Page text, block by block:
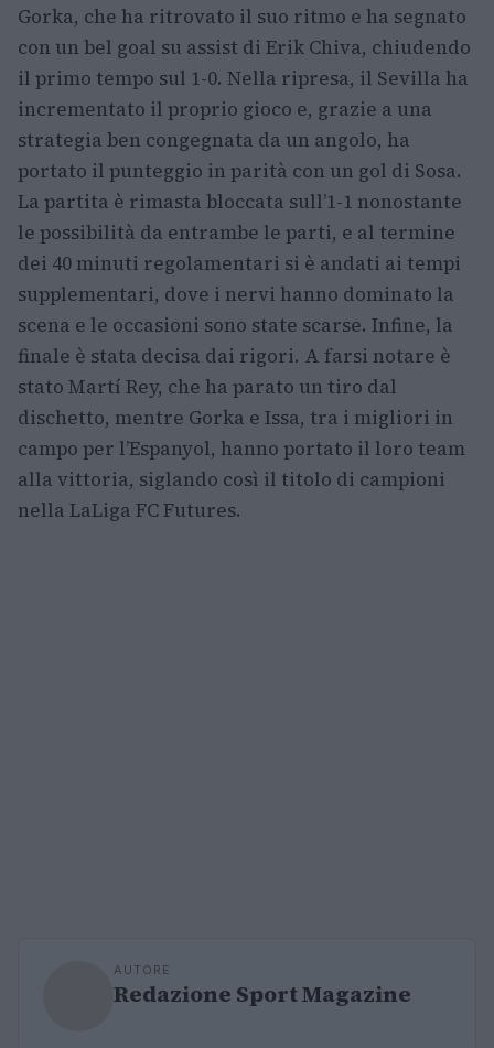
Gorka, che ha ritrovato il suo ritmo e ha segnato
con un bel goal su assist di Erik Chiva, chiudendo
il primo tempo sul 1-0. Nella ripresa, il Sevilla ha
incrementato il proprio gioco e, grazie a una
strategia ben congegnata da un angolo, ha
portato il punteggio in parità con un gol di Sosa.
La partita è rimasta bloccata sull’1-1 nonostante
le possibilità da entrambe le parti, e al termine
dei 40 minuti regolamentari si è andati ai tempi
supplementari, dove i nervi hanno dominato la
scena e le occasioni sono state scarse. Infine, la
finale è stata decisa dai rigori. A farsi notare è
stato Martí Rey, che ha parato un tiro dal
dischetto, mentre Gorka e Issa, tra i migliori in
campo per l’Espanyol, hanno portato il loro team
alla vittoria, siglando così il titolo di campioni
nella LaLiga FC Futures.
AUTORE
Redazione Sport Magazine